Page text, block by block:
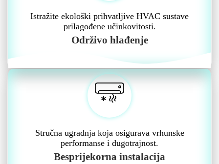
Istražite ekološki prihvatljive HVAC sustave
prilagođene učinkovitosti.
Održivo hlađenje
Stručna ugradnja koja osigurava vrhunske
performanse i dugotrajnost.
Besprijekorna instalacija